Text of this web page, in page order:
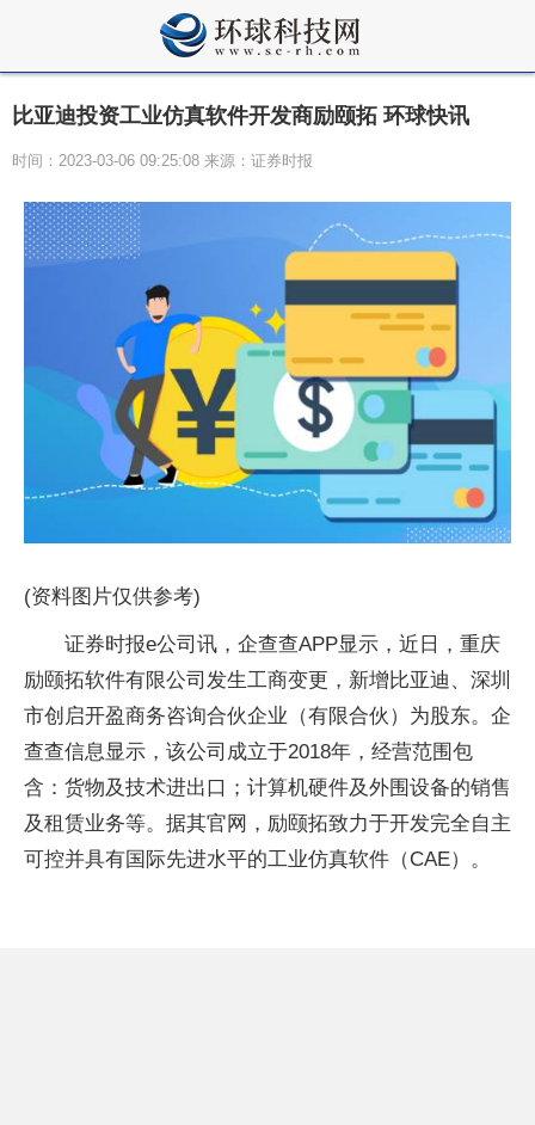
比亚迪投资工业仿真软件开发商励颐拓 环球快讯
时间：2023-03-06 09:25:08 来源：证券时报
(资料图片仅供参考)
证券时报e公司讯，企查查APP显示，近日，重庆
励颐拓软件有限公司发生工商变更，新增比亚迪、深圳
市创启开盈商务咨询合伙企业（有限合伙）为股东。企
查查信息显示，该公司成立于2018年，经营范围包
含：货物及技术进出口；计算机硬件及外围设备的销售
及租赁业务等。据其官网，励颐拓致力于开发完全自主
可控并具有国际先进水平的工业仿真软件（CAE）。